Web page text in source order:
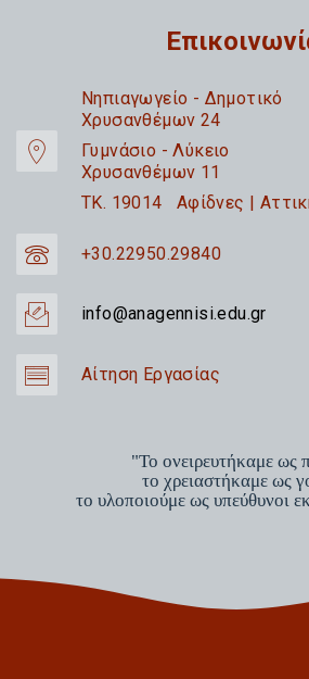
Nηπιαγωγείο - Δημοτικό
Χρυσανθέμων 24
Γυμνάσιο - Λύκειο
Χρυσανθέμων 11
TK. 19014 Αφίδνες |
+30.22950.29840
info@anagennisi.edu.gr
Αίτηση Εργασίας
"Το ονειρευτήκαμε ως
το χρειαστήκαμε ως
το υλοποιούμε ως υπεύθυνοι